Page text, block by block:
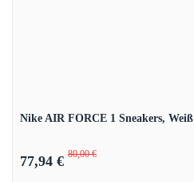
Nike AIR FORCE 1 Sneakers, Weiß
77,94 € 80,00 €